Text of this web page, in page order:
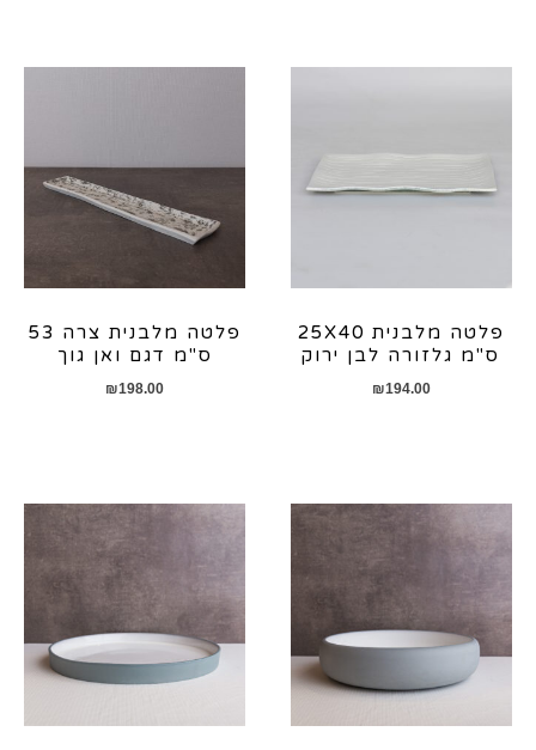
פלטה מלבנית 25X40
ס"מ גלזורה לבן ירוק
₪194.00
פלטה מלבנית צרה 53
ס"מ דגם ואן גוך
₪198.00